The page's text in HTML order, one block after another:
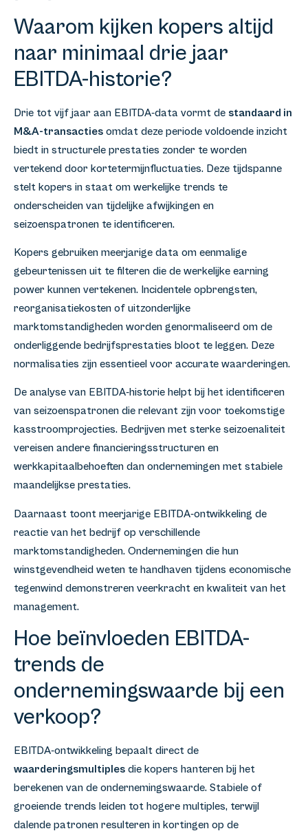
Waarom kijken kopers altijd
naar minimaal drie jaar
EBITDA-historie?
Drie tot vijf jaar aan EBITDA-data vormt de standaard in
M&A-transacties omdat deze periode voldoende inzicht
biedt in structurele prestaties zonder te worden
vertekend door kortetermijnfluctuaties. Deze tijdspanne
stelt kopers in staat om werkelijke trends te
onderscheiden van tijdelijke afwijkingen en
seizoenspatronen te identificeren.
Kopers gebruiken meerjarige data om eenmalige
gebeurtenissen uit te filteren die de werkelijke earning
power kunnen vertekenen. Incidentele opbrengsten,
reorganisatiekosten of uitzonderlijke
marktomstandigheden worden genormaliseerd om de
onderliggende bedrijfsprestaties bloot te leggen. Deze
normalisaties zijn essentieel voor accurate waarderingen.
De analyse van EBITDA-historie helpt bij het identificeren
van seizoenspatronen die relevant zijn voor toekomstige
kasstroomprojecties. Bedrijven met sterke seizoenaliteit
vereisen andere financieringsstructuren en
werkkapitaalbehoeften dan ondernemingen met stabiele
maandelijkse prestaties.
Daarnaast toont meerjarige EBITDA-ontwikkeling de
reactie van het bedrijf op verschillende
marktomstandigheden. Ondernemingen die hun
winstgevendheid weten te handhaven tijdens economische
tegenwind demonstreren veerkracht en kwaliteit van het
management.
Hoe beïnvloeden EBITDA-
trends de
ondernemingswaarde bij een
verkoop?
EBITDA-ontwikkeling bepaalt direct de
waarderingsmultiples die kopers hanteren bij het
berekenen van de ondernemingswaarde. Stabiele of
groeiende trends leiden tot hogere multiples, terwijl
dalende patronen resulteren in kortingen op de